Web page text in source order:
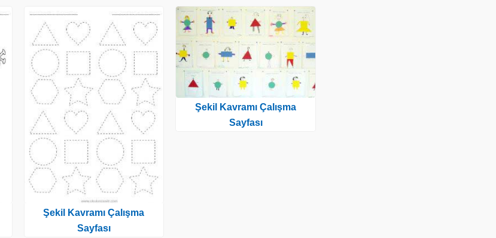
Şekil Kavramı Çalışma
Sayfası
Şekil Kavramı Çalışma
Sayfası